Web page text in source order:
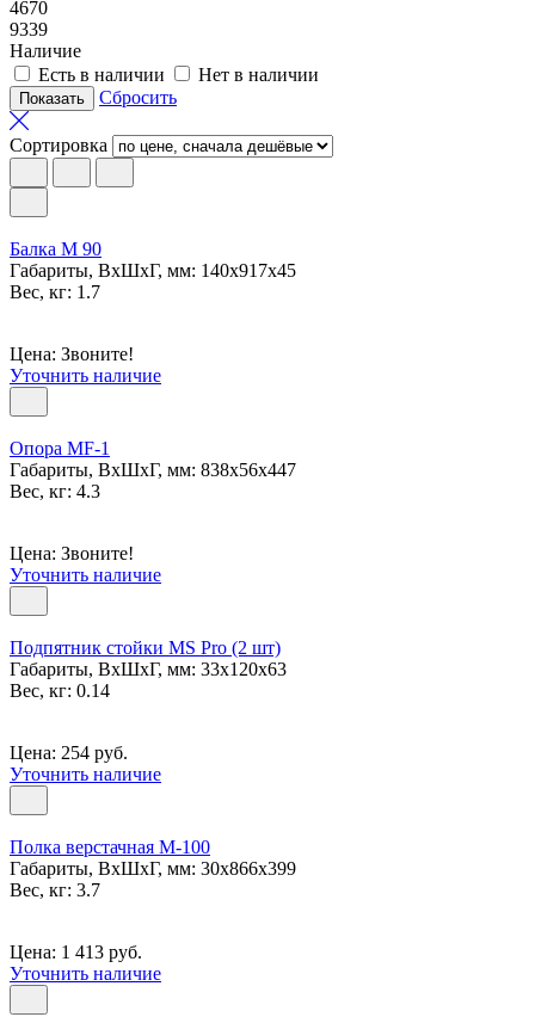
4670
9339
Наличие
Есть в наличии
Нет в наличии
Сбросить
Сортировка
Балка M 90
Габариты, ВxШxГ, мм: 140x917x45
Вес, кг: 1.7
Цена: Звоните!
Уточнить наличие
Опора МF-1
Габариты, ВxШxГ, мм: 838x56x447
Вес, кг: 4.3
Цена: Звоните!
Уточнить наличие
Подпятник стойки MS Pro (2 шт)
Габариты, ВxШxГ, мм: 33x120x63
Вес, кг: 0.14
Цена: 254 руб.
Уточнить наличие
Полка верстачная М-100
Габариты, ВxШxГ, мм: 30x866x399
Вес, кг: 3.7
Цена: 1 413 руб.
Уточнить наличие